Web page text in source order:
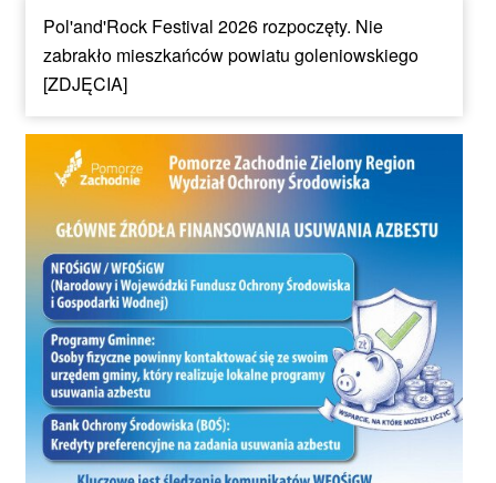
Pol'and'Rock Festival 2026 rozpoczęty. Nie
zabrakło mieszkańców powiatu goleniowskiego
[ZDJĘCIA]